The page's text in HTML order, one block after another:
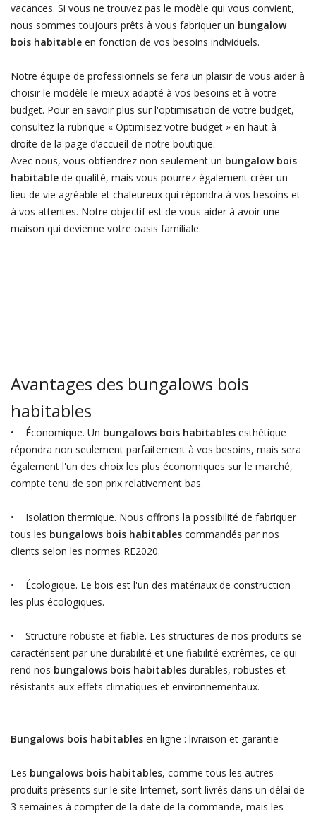
vacances. Si vous ne trouvez pas le modèle qui vous convient,
nous sommes toujours prêts à vous fabriquer un bungalow
bois habitableen fonction de vos besoins individuels.
Notre équipe de professionnels se fera un plaisir de vous aider à
choisir le modèle le mieux adapté à vos besoins et à votre
budget. Pour en savoir plus sur l'optimisation de votre budget,
consultez la rubrique « Optimisez votre budget » en haut à
droite de la page d’accueil de notre boutique.
Avec nous, vous obtiendrez non seulement un bungalow bois
habitablede qualité, mais vous pourrez également créer un
lieu de vie agréable et chaleureux qui répondra à vos besoins et
à vos attentes. Notre objectif est de vous aider à avoir une
maison qui devienne votre oasis familiale.
Avantages des bungalows bois
habitables
• Économique. Un bungalows bois habitablesesthétique
répondra non seulement parfaitement à vos besoins, mais sera
également l'un des choix les plus économiques sur le marché,
compte tenu de son prix relativement bas.
• Isolation thermique. Nous offrons la possibilité de fabriquer
tous les bungalows bois habitablescommandés par nos
clients selon les normes RE2020.
• Écologique. Le bois est l'un des matériaux de construction
les plus écologiques.
• Structure robuste et fiable. Les structures de nos produits se
caractérisent par une durabilité et une fiabilité extrêmes, ce qui
rend nos bungalows bois habitablesdurables, robustes et
résistants aux effets climatiques et environnementaux.
Bungalows bois habitablesen ligne : livraison et garantie
Les bungalows bois habitables, comme tous les autres
produits présents sur le site Internet, sont livrés dans un délai de
3 semaines à compter de la date de la commande, mais les